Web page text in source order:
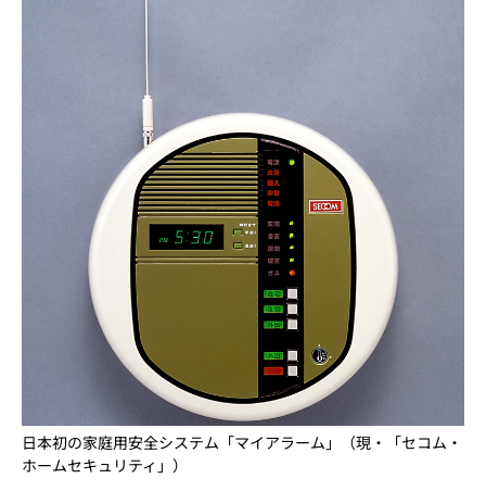
日本初の家庭用安全システム「マイアラーム」（現・「セコム・
ホームセキュリティ」）